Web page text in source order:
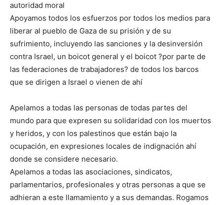
autoridad moral
Apoyamos todos los esfuerzos por todos los medios para
liberar al pueblo de Gaza de su prisión y de su
sufrimiento, incluyendo las sanciones y la desinversión
contra Israel, un boicot general y el boicot ?por parte de
las federaciones de trabajadores? de todos los barcos
que se dirigen a Israel o vienen de ahí
Apelamos a todas las personas de todas partes del
mundo para que expresen su solidaridad con los muertos
y heridos, y con los palestinos que están bajo la
ocupación, en expresiones locales de indignación ahí
donde se considere necesario.
Apelamos a todas las asociaciones, sindicatos,
parlamentarios, profesionales y otras personas a que se
adhieran a este llamamiento y a sus demandas. Rogamos